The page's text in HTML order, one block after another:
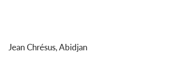
Jean Chrésus, Abidjan